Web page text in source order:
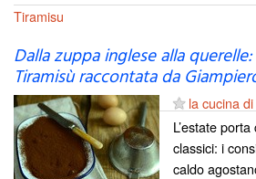
Tiramisu
Dalla zuppa inglese alla
Tiramisù raccontata da
la cucina
L’estate
classici: i
caldo